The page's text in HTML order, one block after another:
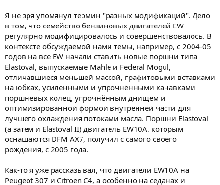
Я не зря упомянул термин "разных модификаций". Дело
в том, что семейство бензиновых двигателей EW
регулярно модифицировалось и совершенствовалось. В
контексте обсуждаемой нами темы, например, с 2004-05
годов на все EW начали ставить новые поршни типа
Elastoval, выпускаемые Mahle и Federal Mogul,
отличавшиеся меньшей массой, графитовыми вставками
на юбках, усиленными и упрочнёнными канавками
поршневых колец, упрочнённым днищем и
оптимизированной формой внутренней части для
лучшего охлаждения потоками масла. Поршни Elastoval
(а затем и Elastoval II) двигатель EW10A, которым
оснащаются DFM AX7, получил с самого своего
рождения, с 2005 года.
Как-то я уже рассказывал, что двигатели EW10A на
Peugeot 307 и Citroen С4, а особенно на седанах и